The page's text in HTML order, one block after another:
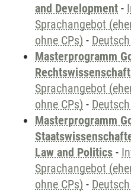
and Development -
Sprachangebot
ohne CPs) -
Masterprogramm
Rechtswissenschaft
Sprachangebot
ohne CPs) -
Masterprogramm
Law and Politics -
Sprachangebot
ohne CPs) -